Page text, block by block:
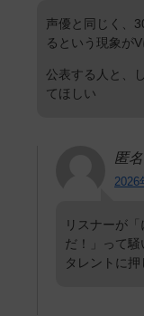
声優と同じく、
るという現象が
公表する人と、
てほしい
匿名
2026
リスナーが
だ！」って
タレントに押